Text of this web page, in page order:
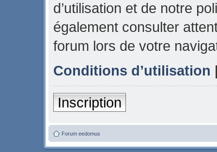
d’utilisation et de notre
également consulter
forum lors de votre
Conditions d’utilisation
Inscription
Forum eedomus